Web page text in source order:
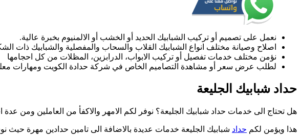
نعمل على تصميم أو تركيب الشبابيك الحديد أو الخشب أو الالمنيوم بخبرة عالية.
اصلاح وصيانة مختلف انواع الشبابيك القلاب والسحاب والمفصلية والشبابيك ذات
نؤمن مختلف خدمات تفصيل أو تركيب الابواب، الدرابزين، المظلات من كل احجامها
لطلب عرض سعر أو مشاهدة التصاميم الخاص في شركة حدادة الكويت ومهارات
حداد شبابيك الجليعة
هل تحتاج الى خدمات حداد شبابيك الجليعة؟ نوفر لكم الامهر والاكفأ من العاملين ومن
هذا ويؤمن لكم حداد شبابيك الجليعة خدمات عديدة بالاضافة الى تامين حدادين مهرة حيث